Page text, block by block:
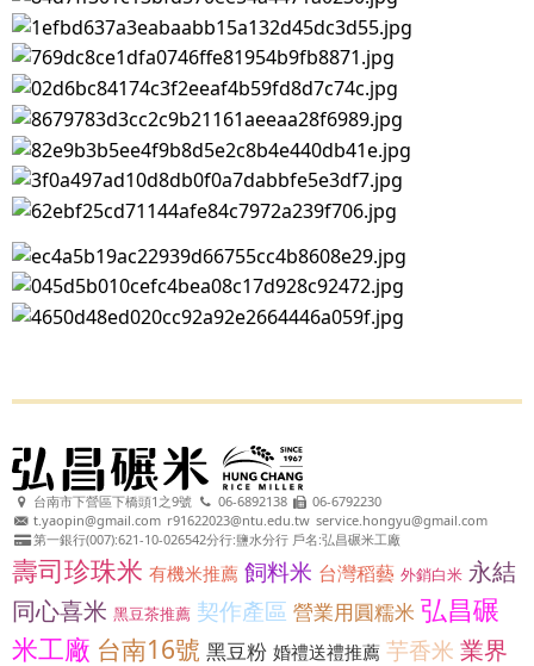
台南市下營區下橋頭1之9號 06-6892138
06-6792230
t.yaopin@gmail.com r91622023@ntu.edu.tw service.hongyu@gmail.com
第一銀行(007):621-10-026542分行:鹽水分行 戶名:弘昌碾米工廠
壽司珍珠米 有機米推薦 飼料米 台灣稻藝 外銷白米 永結
同心喜米 黑豆茶推薦 契作產區 營業用圓糯米 弘昌碾
米工廠 台南16號 黑豆粉 婚禮送禮推薦 芋香米 業界